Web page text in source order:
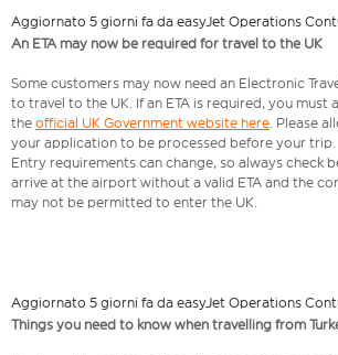
Aggiornato 5 giorni fa da easyJet Operations
An ETA may now be required for travel to the UK
Some customers may now need an Electronic
to travel to the UK. If an ETA is required, you must
the official UK Government website here. Please
your application to be processed before your trip.
Entry requirements can change, so always check
arrive at the airport without a valid ETA and the
may not be permitted to enter the UK.
Aggiornato 5 giorni fa da easyJet Operations
Things you need to know when travelling from